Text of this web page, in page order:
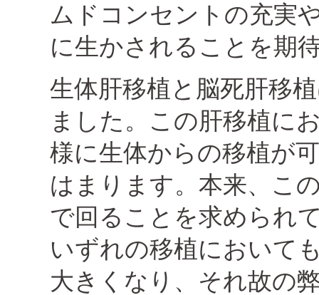
ムドコンセントの充実
に生かされることを期
生体肝移植と脳死肝移
ました。この肝移植に
様に生体からの移植が
はまります。本来、こ
で回ることを求められ
いずれの移植において
大きくなり、それ故の